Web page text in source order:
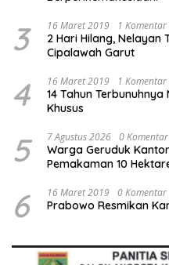
3 16 Maret 2019 1 Komentar
2 Hari Hilang, Nelayan
Cipalawah Garut
4 16 Maret 2019 1 Komentar
14 Tahun
Khusus
5 7 Agustus 2026 0 Komentar
Warga Geruduk
Pemakaman 10
6 16 Maret 2019 0 Komentar
Prabowo Resmikan